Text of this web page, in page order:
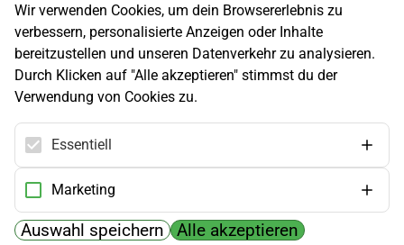
Infos zu neuen Produkten, Gartentipps und mehr findest du in
unserem Newsletter!
Jetzt anmelden
Hilfe
Kundenservice
Widerrufsbelehrung
Versandkosten
Zahlungsmöglichkeiten
Wir verwenden Cookies, um dein Browsererlebnis zu
verbessern, personalisierte Anzeigen oder Inhalte
bereitzustellen und unseren Datenverkehr zu analysieren.
Durch Klicken auf "Alle akzeptieren" stimmst du der
Verwendung von Cookies zu.
Essentiell
Marketing
Auswahl speichern Alle akzeptieren